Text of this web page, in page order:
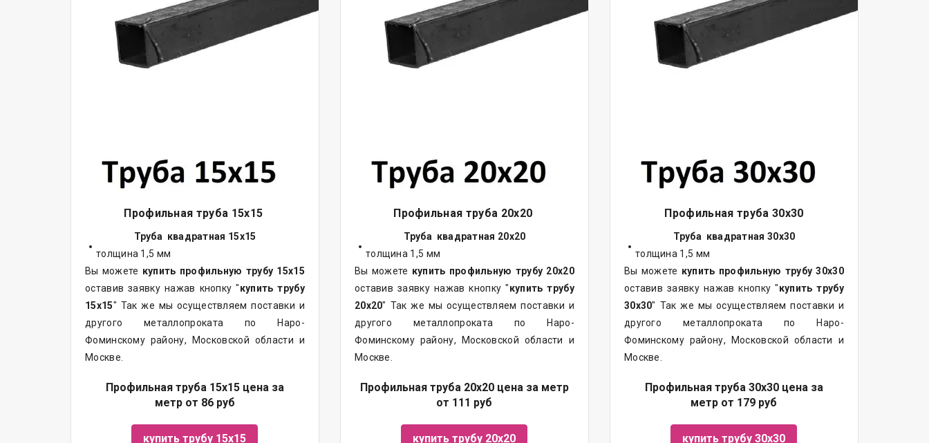
Профильная труба 15х15
Труба квадратная 15х15
толщина 1,5 мм
Вы можете купить профильную трубу 15х15
оставив заявку нажав кнопку "купить трубу
15х15" Так же мы осуществляемпоставки и
другого металлопроката по Наро-
Фоминскому району, Московской области и
Москве.
Профильная труба 15х15 цена за
метр от 86 руб
купить трубу 15х15
Профильная труба 20х20
Труба квадратная 20х20
толщина 1,5 мм
Вы можете купить профильную трубу 20х20
оставив заявку нажав кнопку "купить трубу
20х20" Так же мы осуществляем поставки и
другого металлопроката по Наро-
Фоминскому району, Московской области и
Москве.
Профильная труба 20х20 цена за метр
от 111 руб
купить трубу 20х20
Профильная труба 30х30
Труба квадратная 30х30
толщина 1,5 мм
Вы можете купить профильную трубу 30х30
оставив заявку нажав кнопку "купить трубу
30х30" Так же мы осуществляем поставки и
другого металлопроката по Наро-
Фоминскому району, Московской области и
Москве.
Профильная труба 30х30 цена за
метр от 179 руб
купить трубу 30х30